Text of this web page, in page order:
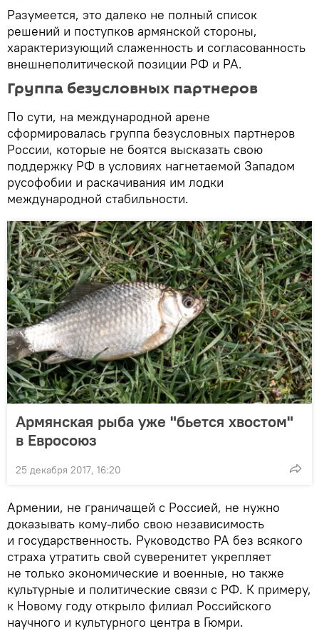
Разумеется, это далеко не полный список
решений и поступков армянской стороны,
характеризующий слаженность и согласованность
внешнеполитической позиции РФ и РА.
Группа безусловных партнеров
По сути, на международной арене
сформировалась группа безусловных партнеров
России, которые не боятся высказать свою
поддержку РФ в условиях нагнетаемой Западом
русофобии и раскачивания им лодки
международной стабильности.
Армянская рыба уже "бьется хвостом"
в Евросоюз
25 декабря 2017, 16:20
Армении, не граничащей с Россией, не нужно
доказывать кому-либо свою независимость
и государственность. Руководство РА без всякого
страха утратить свой суверенитет укрепляет
не только экономические и военные, но также
культурные и политические связи с РФ. К примеру,
к Новому году открыло филиал Российского
научного и культурного центра в Гюмри.